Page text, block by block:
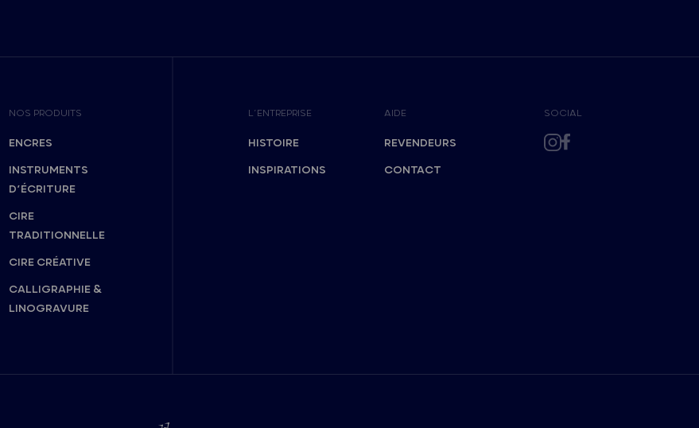
NOS PRODUITS
ENCRES
INSTRUMENTS
D’ÉCRITURE
CIRE
TRADITIONNELLE
CIRE CRÉATIVE
CALLIGRAPHIE &
LINOGRAVURE
L’ENTREPRISE
HISTOIRE
INSPIRATIONS
AIDE
REVENDEURS
CONTACT
SOCIAL